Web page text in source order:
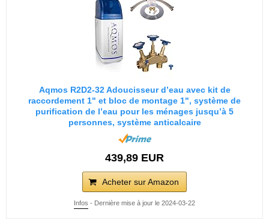
Aqmos R2D2-32 Adoucisseur d’eau avec kit de
raccordement 1" et bloc de montage 1", système de
purification de l’eau pour les ménages jusqu’à 5
personnes, système anticalcaire
439,89 EUR
Acheter sur Amazon
Infos - Dernière mise à jour le 2024-03-22